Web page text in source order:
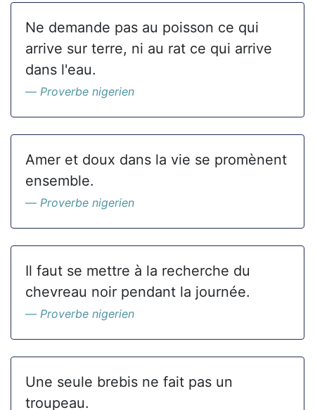
Ne demande pas au poisson ce qui
arrive sur terre, ni au rat ce qui arrive
dans l'eau.
Proverbe nigerien
Amer et doux dans la vie se promènent
ensemble.
Proverbe nigerien
Il faut se mettre à la recherche du
chevreau noir pendant la journée.
Proverbe nigerien
Une seule brebis ne fait pas un
troupeau.